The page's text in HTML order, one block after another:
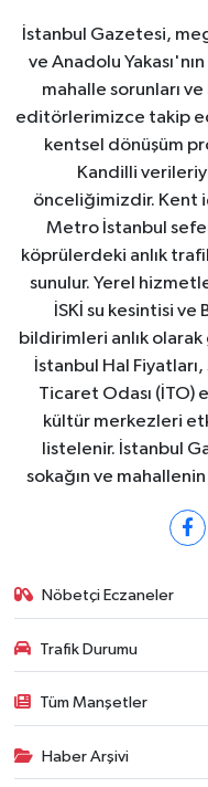
İstanbul Gazetesi,
ve Anadolu
mahalle sorunları
editörlerimizce takip
kentsel dönüşüm
Kandilli
önceliğimizdir. Kent
Metro İstanbul
köprülerdeki anlık
sunulur. Yerel
İSKİ su kesintisi ve
bildirimleri anlık
İstanbul Hal
Ticaret Odası (İTO)
kültür merkezleri
listelenir. İstanbul
sokağın ve
Nöbetçi Eczaneler
Trafik Durumu
Tüm Manşetler
Haber Arşivi